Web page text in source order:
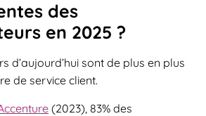
des
en 2025 ?
d’aujourd’hui sont de plus en plus
de service client.
(2023), 83% des